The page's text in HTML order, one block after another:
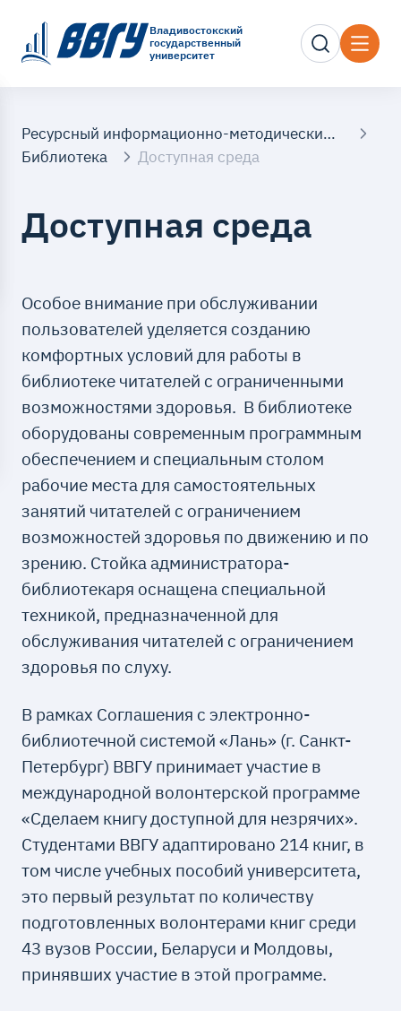
Владивостокский
государственный
университет
Ресурсный информационно-методический центр
Библиотека
Доступная среда
Доступная среда
Особое внимание при обслуживании
пользователей уделяется созданию
комфортных условий для работы в
библиотеке читателей с ограниченными
возможностями здоровья. В библиотеке
оборудованы современным программным
обеспечением и специальным столом
рабочие места для самостоятельных
занятий читателей с ограничением
возможностей здоровья по движению и по
зрению. Стойка администратора-
библиотекаря оснащена специальной
техникой, предназначенной для
обслуживания читателей с ограничением
здоровья по слуху.
В рамках Соглашения с электронно-
библиотечной системой «Лань» (г. Санкт-
Петербург) ВВГУ принимает участие в
международной волонтерской программе
«Сделаем книгу доступной для незрячих».
Студентами ВВГУ адаптировано 214 книг, в
том числе учебных пособий университета,
это первый результат по количеству
подготовленных волонтерами книг среди
43 вузов России, Беларуси и Молдовы,
принявших участие в этой программе.